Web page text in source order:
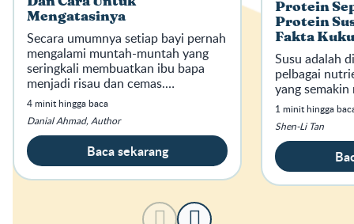
Mengatasinya
Secara umumnya setiap bayi pernah
mengalami muntah-muntah yang
seringkali membuatkan ibu bapa
menjadi risau dan cemas.
Terutamanya bagi pasangan yang
pertama kali menimang cahaya
mata.
Danial Ahmad, Author
4 minit hingga baca
Baca sekarang
Protein
Protein
Fakta
Susu adalah
pelbagai
yang semakin
Shen-Li Tan
1 minit hingga